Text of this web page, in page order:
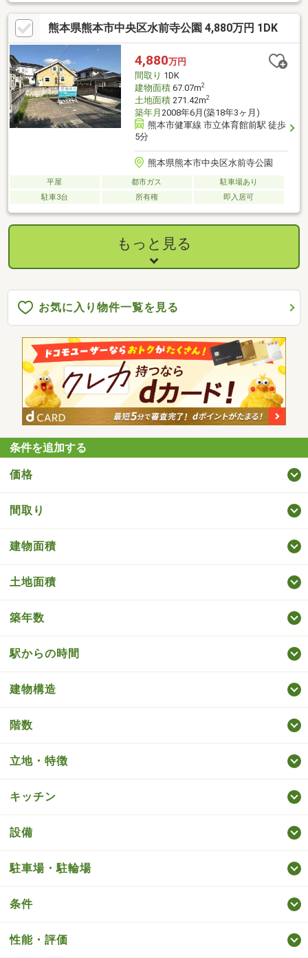
とっても便利！【周辺環境】・出水南中学校 徒歩２分・出水み
なみこども園 徒歩６分・おべんとうのヒライ江津店 徒歩７
分・セブンイレブン画図所島店 徒歩１０分・ゆめタウンはませ
ん 車２分まずは「見るだけ」「聞くだけ」でも全然ＯＫ！お気
軽にお問合せください♪当日のご予約はお電話がスムーズです。０
９６－２７７－１８００までご連絡ください
熊本県熊本市中央区水前寺公園 4,880万円 1DK
4,880万円
間取り 1DK
建物面積67.07m2
土地面積271.42m2
築年月 2008年6月(築18年3ヶ月)
熊本市健軍線 市立体育館前駅 徒歩
5分
熊本県熊本市中央区水前寺公園
平屋 都市ガス
駐車場あり
駐車3台
所有権 即入居可
もっと見る
お気に入り物件一覧を見る
条件を追加する
価格
間取り
建物面積
土地面積
築年数
駅からの時間
建物構造
階数
立地・特徴
キッチン
設備
駐車場・駐輪場
条件
性能・評価